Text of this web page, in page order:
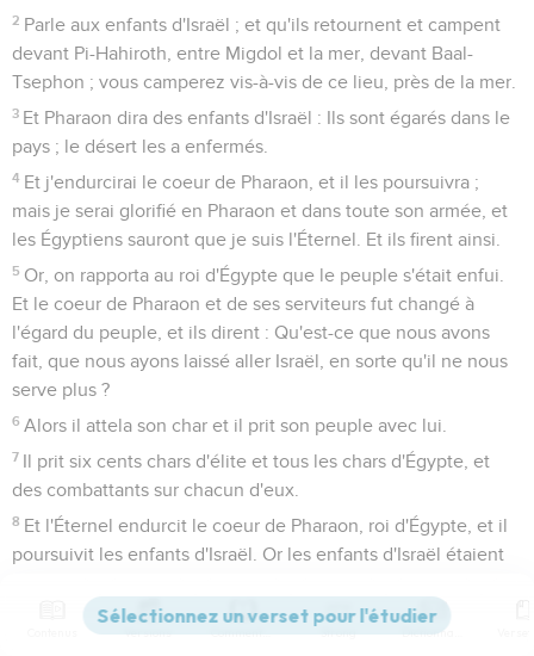
2 Parle aux enfants d'Israël ; et qu'ils retournent et campent
devant Pi-Hahiroth, entre Migdol et la mer, devant Baal-
Tsephon ; vous camperez vis-à-vis de ce lieu, près de la mer.
3 Et Pharaon dira des enfants d'Israël : Ils sont égarés dans le
pays ; le désert les a enfermés.
4 Et j'endurcirai le coeur de Pharaon, et il les poursuivra ;
mais je serai glorifié en Pharaon et dans toute son armée, et
les Égyptiens sauront que je suis l'Éternel. Et ils firent ainsi.
5 Or, on rapporta au roi d'Égypte que le peuple s'était enfui.
Et le coeur de Pharaon et de ses serviteurs fut changé à
l'égard du peuple, et ils dirent : Qu'est-ce que nous avons
fait, que nous ayons laissé aller Israël, en sorte qu'il ne nous
serve plus ?
6 Alors il attela son char et il prit son peuple avec lui.
7 Il prit six cents chars d'élite et tous les chars d'Égypte, et
des combattants sur chacun d'eux.
8 Et l'Éternel endurcit le coeur de Pharaon, roi d'Égypte, et il
poursuivit les enfants d'Israël. Or les enfants d'Israël étaient
Les Égyptiens les poursuivirent ; et tous les chevaux des
Versions Commentaires Strong